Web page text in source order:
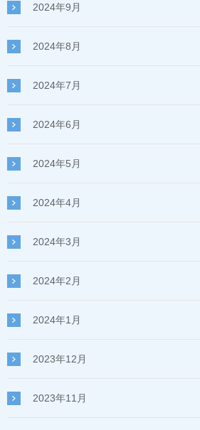
2024年9月
2024年8月
2024年7月
2024年6月
2024年5月
2024年4月
2024年3月
2024年2月
2024年1月
2023年12月
2023年11月